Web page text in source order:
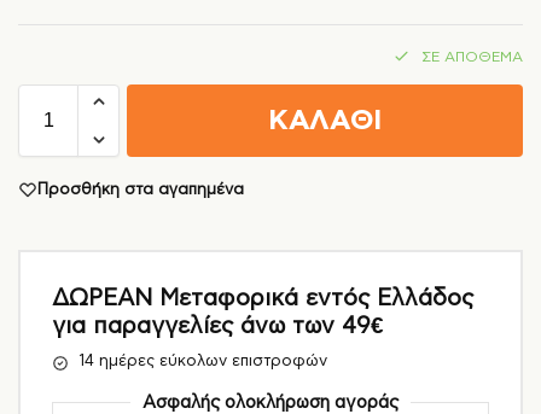
ΣΕ ΑΠΌΘΕΜΑ
ΚΑΛΑΘΙ
Προσθήκη στα αγαπημένα
ΔΩΡΕΑΝ Μεταφορικά εντός Ελλάδος
για παραγγελίες άνω των 49€
14 ημέρες εύκολων επιστροφών
Ασφαλής ολοκλήρωση αγοράς